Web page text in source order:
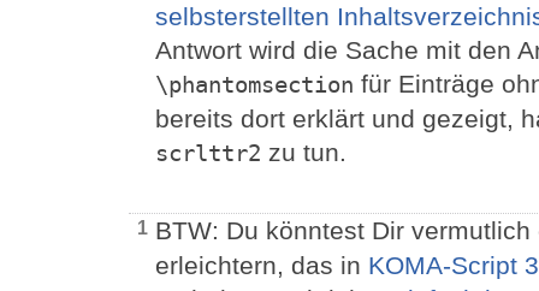
selbsterstellten
Antwort wird die Sache mit den
\phantomsection für Einträge
bereits dort erklärt und gezeigt,
scrlttr2 zu tun.
1 BTW: Du könntest Dir
erleichtern, das in KOMA-Script